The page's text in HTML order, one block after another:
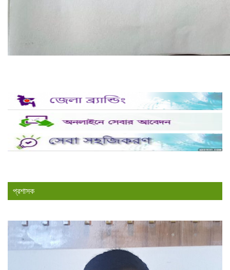
প্রশাসক